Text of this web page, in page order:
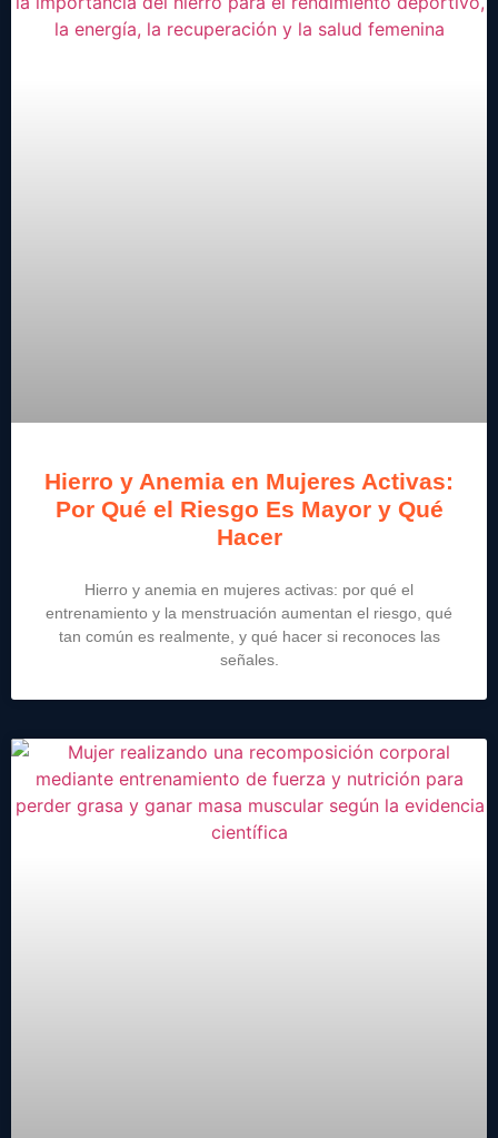
Hierro y Anemia en Mujeres Activas:
Por Qué el Riesgo Es Mayor y Qué
Hacer
Hierro y anemia en mujeres activas: por qué el
entrenamiento y la menstruación aumentan el riesgo, qué
tan común es realmente, y qué hacer si reconoces las
señales.